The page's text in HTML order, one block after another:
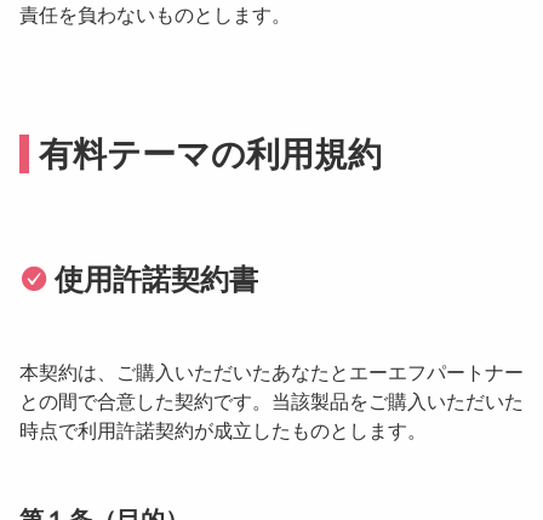
責任を負わないものとします。
有料テーマの利用規約
使用許諾契約書
本契約は、ご購入いただいたあなたとエーエフパートナー
との間で合意した契約です。当該製品をご購入いただいた
時点で利用許諾契約が成立したものとします。